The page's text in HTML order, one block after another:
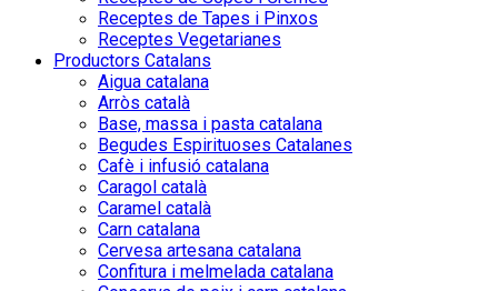
Receptes de Tapes i Pinxos
Receptes Vegetarianes
Productors Catalans
Aigua catalana
Arròs català
Base, massa i pasta catalana
Begudes Espirituoses Catalanes
Cafè i infusió catalana
Caragol català
Caramel català
Carn catalana
Cervesa artesana catalana
Confitura i melmelada catalana